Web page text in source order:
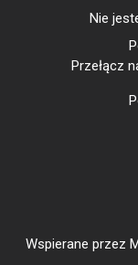
Nie
Przełącz
Wspierane przez